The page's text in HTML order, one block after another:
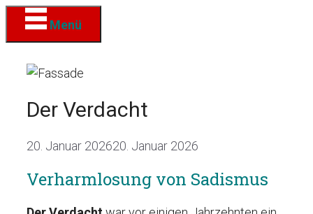
Zum
Inhalt
Menü
Der Verdacht
20. Januar 202620. Januar 2026
Verharmlosung von Sadismus